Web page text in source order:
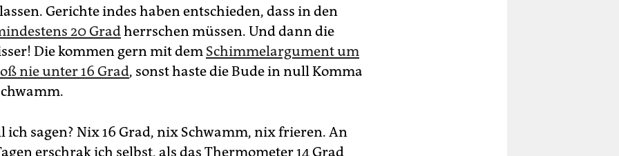
Gerichte indes haben entschieden, dass in den
20 Gradherrschen müssen. Und dann die
Die kommen gern mit dem Schimmelargument um
nie unter 16 Grad, sonst haste die Bude in null Komma
ich sagen? Nix 16 Grad, nix Schwamm, nix frieren. An
erschrak ich selbst, als das Thermometer 14 Grad